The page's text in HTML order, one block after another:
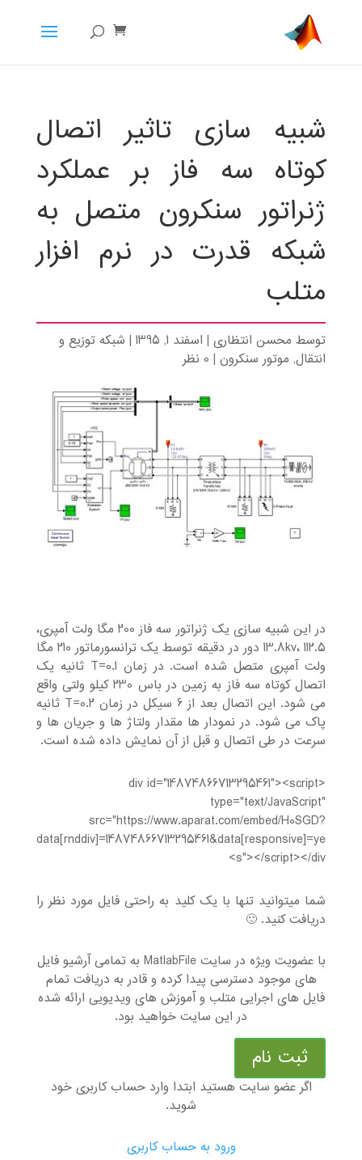
شبیه سازی تاثیر اتصال
کوتاه سه فاز بر عملکرد
ژنراتور سنکرون متصل به
شبکه قدرت در نرم افزار
متلب
توسط محسن انتظاری| اسفند 1, 1395 | شبکه توزیع و
انتقال, موتور سنکرون| 0 نظر
در این شبیه سازی یک ژنراتور سه فاز 200 مگا ولت آمپری،
13.8kv، 112.5 دور در دقیقه توسط یک ترانسورماتور 210 مگا
ولت آمپری متصل شده است. در زمان T=0.1 ثانیه یک
اتصال کوتاه سه فاز به زمین در باس 230 کیلو ولتی واقع
می شود. این اتصال بعد از 6 سیکل در زمان T=0.2 ثانیه
پاک می شود. در نمودار ها مقدار ولتاژ ها و جریان ها و
سرعت در طی اتصال و قبل از آن نمایش داده شده است.
<div id="14874866713295461"><script
type="text/JavaScript"
src="https://www.aparat.com/embed/H0SGD?
data[rnddiv]=14874866713295461&data[responsive]=ye
s"></script></div>
شما میتوانید تنها با یک کلید به راحتی فایل مورد نظر را
دریافت کنید. 🙂
با عضویت ویژه در سایت MatlabFile به تمامی آرشیو فایل
های موجود دسترسی پیدا کرده و قادر به دریافت تمام
فایل های اجرایی متلب و آموزش های ویدیویی ارائه شده
در این سایت خواهید بود.
ثبت نام
اگر عضو سایت هستید ابتدا وارد حساب کاربری خود
شوید.
ورود به حساب کاربری